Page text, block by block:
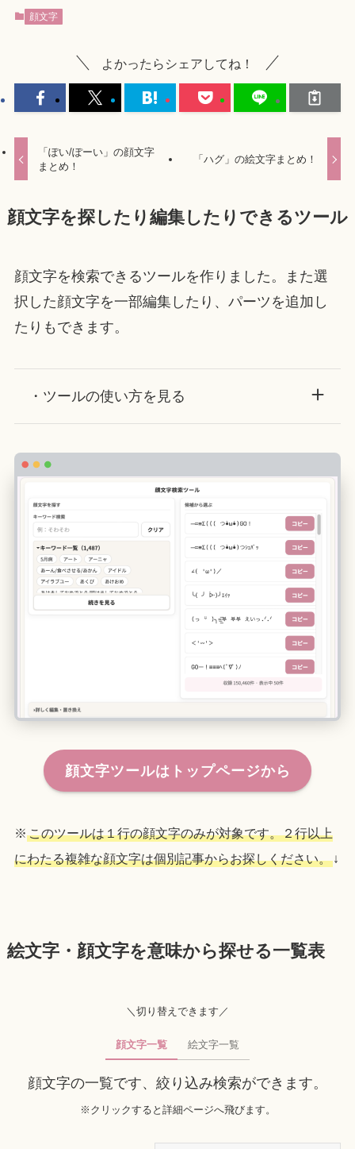
顔文字
よかったらシェアしてね！
「ぽい/ぽーい」の顔文字
まとめ！
「ハグ」の絵文字まとめ！
顔文字を探したり編集したりできるツール
顔文字を検索できるツールを作りました。また選
択した顔文字を一部編集したり、パーツを追加し
たりもできます。
・ツールの使い方を見る
顔文字ツールはトップページから
※ このツールは１行の顔文字のみが対象です。２行以上
にわたる複雑な顔文字は個別記事からお探しください。↓
絵文字・顔文字を意味から探せる一覧表
＼切り替えできます／
顔文字一覧 絵文字一覧
顔文字の一覧です、絞り込み検索ができます。
※クリックすると詳細ページへ飛びます。